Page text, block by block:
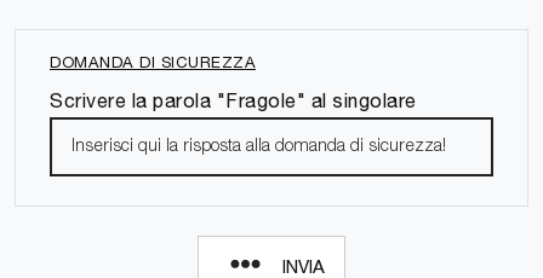
DOMANDA DI SICUREZZA
Scrivere la parola "Fragole" al singolare
INVIA